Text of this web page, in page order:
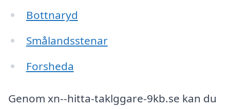
Bottnaryd
Smålandsstenar
Forsheda
Genom xn--hitta-taklggare-9kb.se kan du